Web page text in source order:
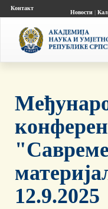
Контакт
Новости|
12.9.2025